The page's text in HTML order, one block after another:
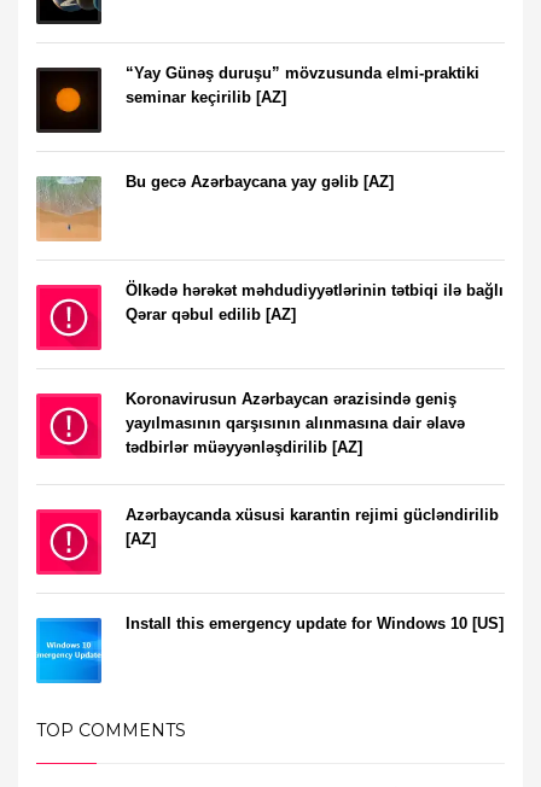
“Yay Günəş duruşu” mövzusunda elmi-praktiki
seminar keçirilib [AZ]
Bu gecə Azərbaycana yay gəlib [AZ]
Ölkədə hərəkət məhdudiyyətlərinin tətbiqi ilə bağlı
Qərar qəbul edilib [AZ]
Koronavirusun Azərbaycan ərazisində geniş
yayılmasının qarşısının alınmasına dair əlavə
tədbirlər müəyyənləşdirilib [AZ]
Azərbaycanda xüsusi karantin rejimi gücləndirilib
[AZ]
Install this emergency update for Windows 10 [US]
TOP COMMENTS